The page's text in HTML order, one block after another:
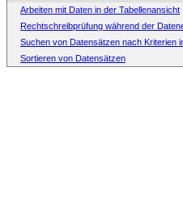
Arbeiten mit Daten in der Tabellenansicht
Rechtschreibprüfung während der
Suchen von Datensätzen nach Kriterien
Sortieren von Datensätzen